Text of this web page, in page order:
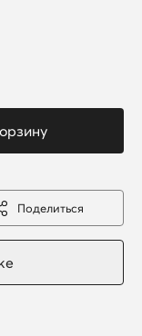
Поделиться